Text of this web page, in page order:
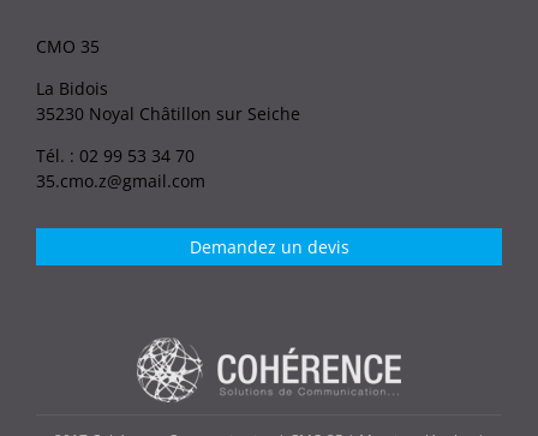
CMO 35
La Bidois
35230 Noyal Châtillon sur Seiche
Tél. : 02 99 53 34 70
35.cmo.z@gmail.com
Demandez un devis